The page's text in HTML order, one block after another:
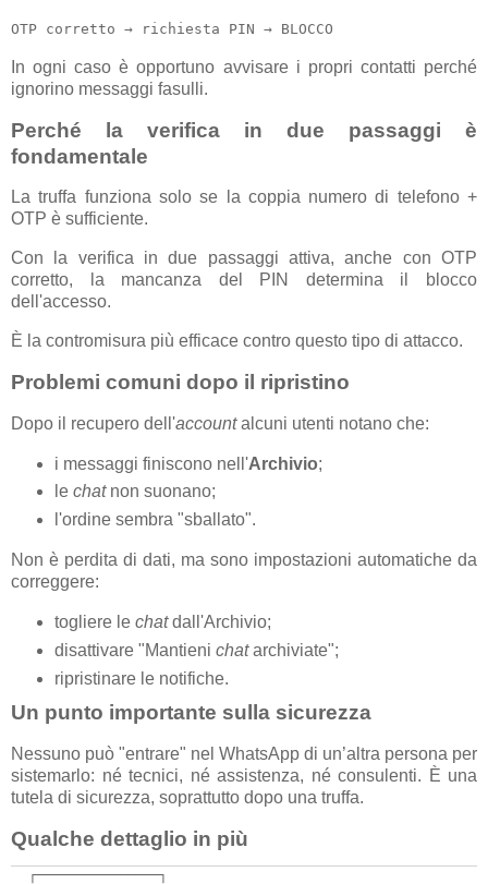
OTP corretto → richiesta PIN → BLOCCO
In ogni caso è opportuno avvisare i propri contatti perché
ignorino messaggi fasulli.
Perché la verifica in due passaggi è
fondamentale
La truffa funziona solo se la coppia numero di telefono +
OTP è sufficiente.
Con la verifica in due passaggi attiva, anche con OTP
corretto, la mancanza del PIN determina il blocco
dell'accesso.
È la contromisura più efficace contro questo tipo di attacco.
Problemi comuni dopo il ripristino
Dopo il recupero dell'accountalcuni utenti notano che:
i messaggi finiscono nell'Archivio;
le chatnon suonano;
l'ordine sembra "sballato".
Non è perdita di dati, ma sono impostazioni automatiche da
correggere:
togliere le chatdall'Archivio;
disattivare "Mantieni chatarchiviate";
ripristinare le notifiche.
Un punto importante sulla sicurezza
Nessuno può "entrare" nel WhatsApp di un’altra persona per
sistemarlo: né tecnici, né assistenza, né consulenti. È una
tutela di sicurezza, soprattutto dopo una truffa.
Qualche dettaglio in più
  ┌──────────────┐